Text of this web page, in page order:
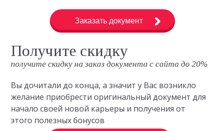
Заказать документ
Получите скидку
получите скидку на заказ документа с сайта до 20%
Вы дочитали до конца, а значит у Вас возникло
желание приобрести оригинальный документ для
начало своей новой карьеры и получения от
этого полезных бонусов